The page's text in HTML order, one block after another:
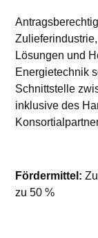
Lösungen und
Energietechnik
Schnittstelle
inklusive des
Fördermittel:
zu 50 %